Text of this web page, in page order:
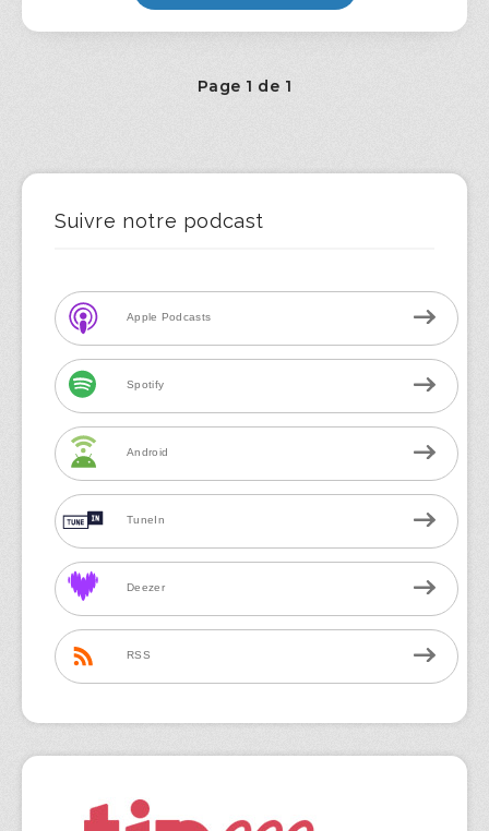
Page 1 de 1
Suivre notre podcast
Apple Podcasts
Spotify
Android
TuneIn
Deezer
RSS